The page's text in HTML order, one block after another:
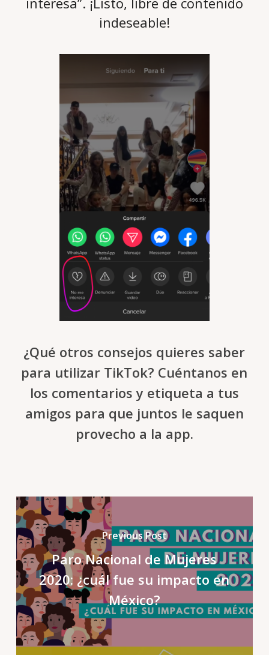
indeseable!
¿Qué otros consejos quieres saber
para utilizar TikTok? Cuéntanos en
los comentarios y etiqueta a tus
amigos para que juntos le saquen
provecho a la app.
Previous Post
Paro Nacional de Mujeres
2020: ¿cuál fue su impacto en
México?